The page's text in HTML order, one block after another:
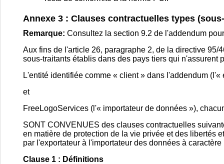
Annexe 3 : Clauses contractuelles types
Remarque: Consultez la section 9.2 de l'addendum
Aux fins de l'article 26, paragraphe 2, de la directive
sous-traitants établis dans des pays tiers qui n'assurent
L'entité identifiée comme « client » dans l'addendum
et
FreeLogoServices (l'« importateur de données »),
SONT CONVENUES des clauses contractuelles
en matière de protection de la vie privée et des libertés
par l'exportateur à l'importateur des données à
Clause 1 : Définitions